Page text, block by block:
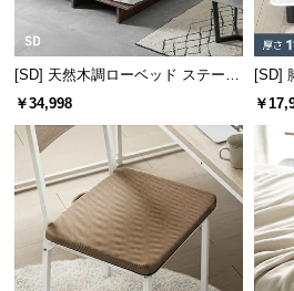
耐荷重
組立いらずの完成品
面倒な部品取り付けや組立作
到着したら、すぐにご使用いた
[SD] 天然木調ローベッド ステージ
ベッド マットレス付き（余白フィ
￥34,998
[SD]
イル
￥